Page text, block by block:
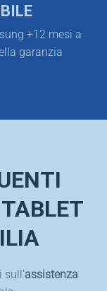
+12 mesi a
garanzia
assistenza